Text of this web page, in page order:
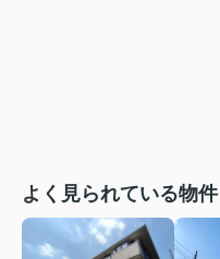
よく見られている物件